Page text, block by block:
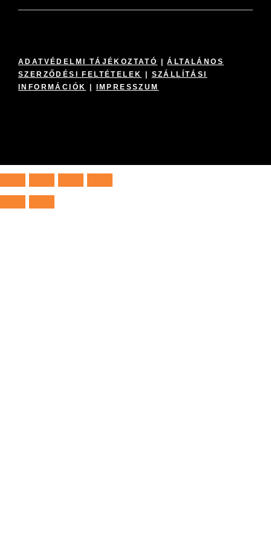
ADATVÉDELMI TÁJÉKOZTATÓ |ÁLTALÁNOS
SZERZŐDÉSI FELTÉTELEK
SZÁLLÍTÁSI
INFORMÁCIÓK
IMPRESSZUM